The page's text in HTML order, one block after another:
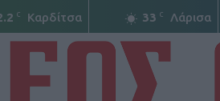
C Καρδίτσα 33 C Λάρισα